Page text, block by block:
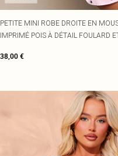
PETITE MINI ROBE DROITE EN
IMPRIMÉ POIS À DÉTAIL FOULARD
38,00 €